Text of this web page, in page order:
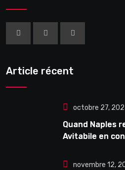
Article récent
octobre 27,
Quand Naples
Avitabile en
novembre 12,